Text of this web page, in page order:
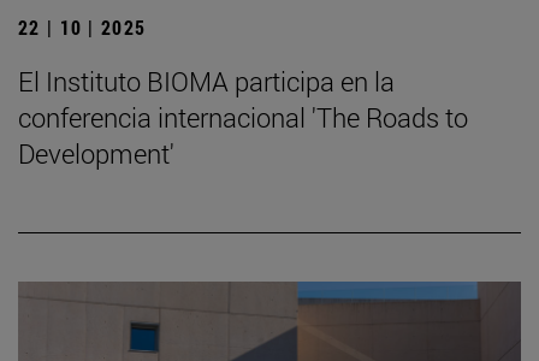
22 | 10 | 2025
El Instituto BIOMA participa en la
conferencia internacional 'The Roads to
Development'